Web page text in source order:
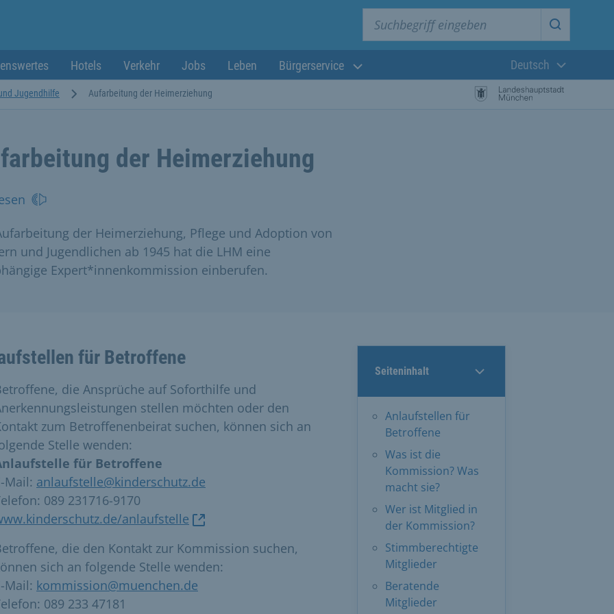
Suche
Hotels Verkehr Jobs Leben Bürgerservice
Aktuelle
Deutsch
Jugendhilfe Aufarbeitung der Heimerziehung
der Heimerziehung
der Heimerziehung, Pflege und Adoption von
und Jugendlichen ab 1945 hat die LHM eine
Expert*innenkommission einberufen.
Seiteninhalt
Anlaufstellen für
Betroffene
Was ist die
Kommission? Was
macht sie?
Wer ist Mitglied in
der Kommission?
Stimmberechtigte
Mitglieder
Beratende
Mitglieder
für Betroffene
die Ansprüche auf Soforthilfe und
stellen möchten oder den
zum Betroffenenbeirat suchen, können sich an
Stelle wenden:
für Betroffene
Mail: anlaufstelle@kinderschutz.de
089 231716-9170
anlaufstelle
die den Kontakt zur Kommission suchen,
sich an folgende Stelle wenden:
Mail: kommission@muenchen.de
089 233 47181